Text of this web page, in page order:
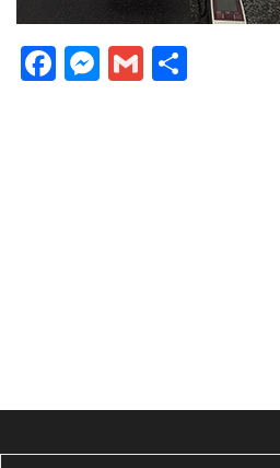
Facebook
Messenger
Gmail